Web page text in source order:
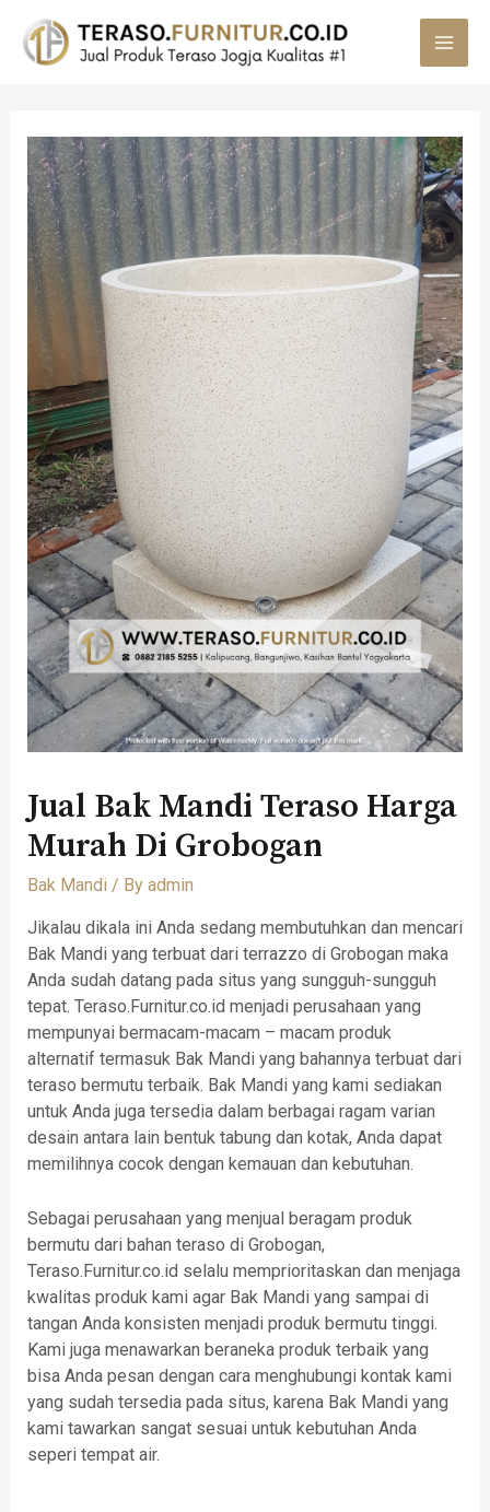
Jual Bak Mandi Teraso Harga
Murah Di Grobogan
Bak Mandi / By admin
Jikalau dikala ini Anda sedang membutuhkan dan mencari
Bak Mandi yang terbuat dari terrazzo di Grobogan maka
Anda sudah datang pada situs yang sungguh-sungguh
tepat. Teraso.Furnitur.co.id menjadi perusahaan yang
mempunyai bermacam-macam – macam produk
alternatif termasuk Bak Mandi yang bahannya terbuat dari
teraso bermutu terbaik. Bak Mandi yang kami sediakan
untuk Anda juga tersedia dalam berbagai ragam varian
desain antara lain bentuk tabung dan kotak, Anda dapat
memilihnya cocok dengan kemauan dan kebutuhan.
Sebagai perusahaan yang menjual beragam produk
bermutu dari bahan teraso di Grobogan,
Teraso.Furnitur.co.id selalu memprioritaskan dan menjaga
kwalitas produk kami agar Bak Mandi yang sampai di
tangan Anda konsisten menjadi produk bermutu tinggi.
Kami juga menawarkan beraneka produk terbaik yang
bisa Anda pesan dengan cara menghubungi kontak kami
yang sudah tersedia pada situs, karena Bak Mandi yang
kami tawarkan sangat sesuai untuk kebutuhan Anda
seperi tempat air.